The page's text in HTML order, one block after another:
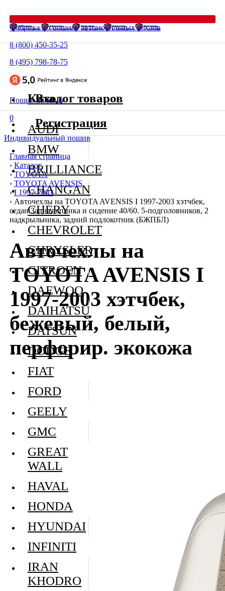
Фабрика по пошиву автомобильных чехлов
8 (800) 450-35-25
8 (495) 798-78-75
Пошив на заказ
0
Индивидуальный пошив
Главная страница
› Каталог
› TOYOTA
› TOYOTA AVENSIS
› I 1997-2003
› Авточехлы на TOYOTA AVENSIS I 1997-2003 хэтчбек,
седан Задняя спинка и сидение 40/60. 5-подголовников, 2
надкрыльника, задний подлокотник (БЖПБЛ)
Авточехлы на
TOYOTA AVENSIS I
1997-2003 хэтчбек,
бежевый, белый,
перфорир. экокожа
Каталог товаров
AUDI
BMW
BRILLIANCE
CHANGAN
CHERY
CHEVROLET
CHRYSLER
CITROEN
DAEWOO
DAIHATSU
DATSUN
DODGE
FIAT
FORD
GEELY
GMC
GREAT
WALL
HAVAL
HONDA
HYUNDAI
INFINITI
IRAN
KHODRO
Вход
Регистрация